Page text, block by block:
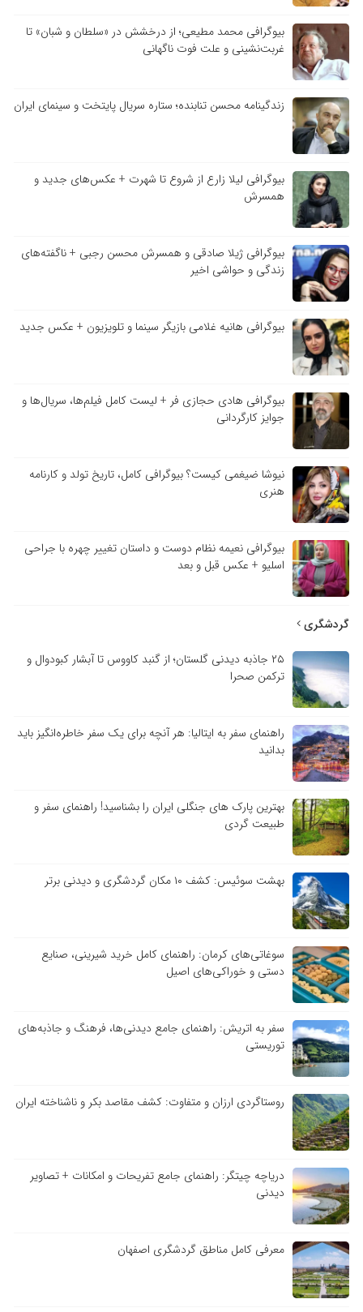
بیوگرافی محمد مطیعی؛ از درخشش در «سلطان و شبان» تا
غربت‌نشینی و علت فوت ناگهانی
زندگینامه محسن تنابنده؛ ستاره سریال پایتخت و سینمای ایران
بیوگرافی لیلا زارع از شروع تا شهرت + عکس‌های جدید و
همسرش
بیوگرافی ژیلا صادقی و همسرش محسن رجبی + ناگفته‌های
زندگی و حواشی اخیر
بیوگرافی هانیه غلامی بازیگر سینما و تلویزیون + عکس جدید
بیوگرافی هادی حجازی فر + لیست کامل فیلم‌ها، سریال‌ها و
جوایز کارگردانی
نیوشا ضیغمی کیست؟ بیوگرافی کامل، تاریخ تولد و کارنامه
هنری
بیوگرافی نعیمه نظام دوست و داستان تغییر چهره با جراحی
اسلیو + عکس قبل و بعد
گردشگری
۲۵ جاذبه دیدنی گلستان؛ از گنبد کاووس تا آبشار کبودوال و
ترکمن صحرا
راهنمای سفر به ایتالیا: هر آنچه برای یک سفر خاطره‌انگیز باید
بدانید
بهترین پارک های جنگلی ایران را بشناسید! راهنمای سفر و
طبیعت گردی
بهشت سوئیس: کشف ۱۰ مکان گردشگری و دیدنی برتر
سوغاتی‌های کرمان: راهنمای کامل خرید شیرینی، صنایع
دستی و خوراکی‌های اصیل
سفر به اتریش: راهنمای جامع دیدنی‌ها، فرهنگ و جاذبه‌های
توریستی
روستاگردی ارزان و متفاوت: کشف مقاصد بکر و ناشناخته ایران
دریاچه چیتگر: راهنمای جامع تفریحات و امکانات + تصاویر
دیدنی
معرفی کامل مناطق گردشگری اصفهان